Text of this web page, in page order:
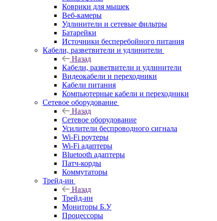
Коврики для мышек
Веб-камеры
Удлинители и сетевые фильтры
Батарейки
Источники бесперебойного питания
Кабели, разветвители и удлинители
Назад
Кабели, разветвители и удлинители
Видеокабели и переходники
Кабели питания
Компьютерные кабели и переходники
Сетевое оборудование
Назад
Сетевое оборудование
Усилители беспроводного сигнала
Wi-Fi роутеры
Wi-Fi адаптеры
Bluetooth адаптеры
Патч-корды
Коммутаторы
Трейд-ин
Назад
Трейд-ин
Мониторы Б.У
Процессоры